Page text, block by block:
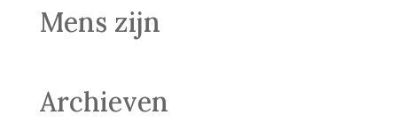
Mens zijn
Archieven